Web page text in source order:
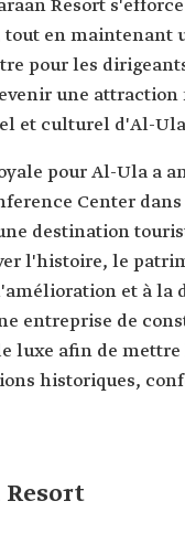
Resort
en
pour les
une
et culturel d'Al-
pour Al-Ula a
Center
destination
l'histoire, le
et à la
entreprise de
luxe afin de
historiques,